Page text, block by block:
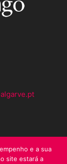
e a sua
site estará a